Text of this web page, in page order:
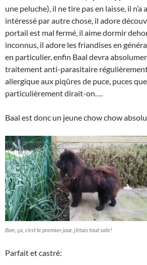
une peluche), il ne tire pas en laisse, il n’a
intéressé par autre chose, il adore
portail est mal fermé, il aime dormir
inconnus, il adore les friandises en
en particulier, enfin Baal devra
traitement anti-parasitaire
allergique aux piqûres de puce, puces
particulièrement dirait-on….
Baal est donc un jeune chow chow
Bon, ça, c’est le premier jour, j’étais tout sale!
Parfait et castré: